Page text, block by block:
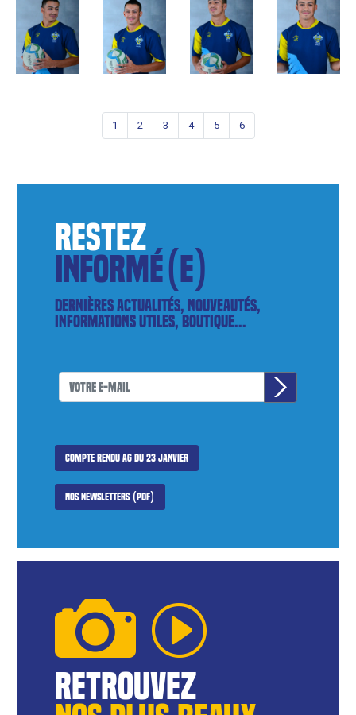
1 2 3 4 5 6
restez
informé(e)
Dernières actualités, nouveautés,
informations utiles, boutique...
Compte rendu AG du 23 janvier
Nos newsletters (PDF)
reTROUVEZ